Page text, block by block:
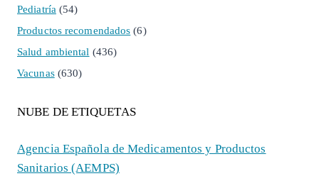
Pediatría(54)
Productos recomendados (6)
Salud ambiental (436)
Vacunas(630)
NUBE DE ETIQUETAS
Agencia Española de Medicamentos y Productos
Sanitarios (AEMPS)